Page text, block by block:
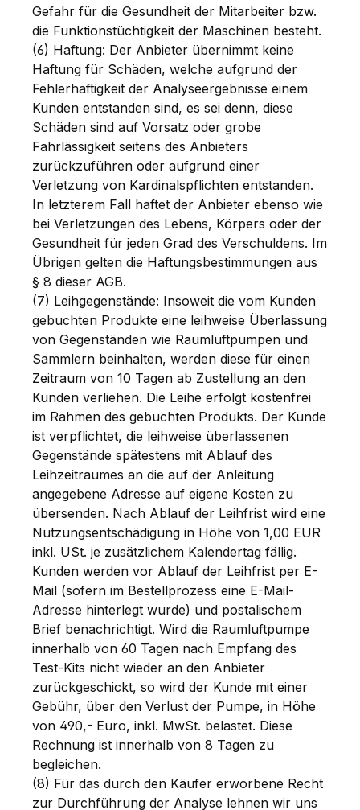
Gefahr für die Gesundheit der Mitarbeiter bzw.
die Funktionstüchtigkeit der Maschinen besteht.
(6) Haftung: Der Anbieter übernimmt keine
Haftung für Schäden, welche aufgrund der
Fehlerhaftigkeit der Analyseergebnisse einem
Kunden entstanden sind, es sei denn, diese
Schäden sind auf Vorsatz oder grobe
Fahrlässigkeit seitens des Anbieters
zurückzuführen oder aufgrund einer
Verletzung von Kardinalspflichten entstanden.
In letzterem Fall haftet der Anbieter ebenso wie
bei Verletzungen des Lebens, Körpers oder der
Gesundheit für jeden Grad des Verschuldens. Im
Übrigen gelten die Haftungsbestimmungen aus
§ 8 dieser AGB.
(7) Leihgegenstände: Insoweit die vom Kunden
gebuchten Produkte eine leihweise Überlassung
von Gegenständen wie Raumluftpumpen und
Sammlern beinhalten, werden diese für einen
Zeitraum von 10 Tagen ab Zustellung an den
Kunden verliehen. Die Leihe erfolgt kostenfrei
im Rahmen des gebuchten Produkts. Der Kunde
ist verpflichtet, die leihweise überlassenen
Gegenstände spätestens mit Ablauf des
Leihzeitraumes an die auf der Anleitung
angegebene Adresse auf eigene Kosten zu
übersenden. Nach Ablauf der Leihfrist wird eine
Nutzungsentschädigung in Höhe von 1,00 EUR
inkl. USt. je zusätzlichem Kalendertag fällig.
Kunden werden vor Ablauf der Leihfrist per E-
Mail (sofern im Bestellprozess eine E-Mail-
Adresse hinterlegt wurde) und postalischem
Brief benachrichtigt. Wird die Raumluftpumpe
innerhalb von 60 Tagen nach Empfang des
Test-Kits nicht wieder an den Anbieter
zurückgeschickt, so wird der Kunde mit einer
Gebühr, über den Verlust der Pumpe, in Höhe
von 490,- Euro, inkl. MwSt. belastet. Diese
Rechnung ist innerhalb von 8 Tagen zu
begleichen.
(8) Für das durch den Käufer erworbene Recht
zur Durchführung der Analyse lehnen wir uns